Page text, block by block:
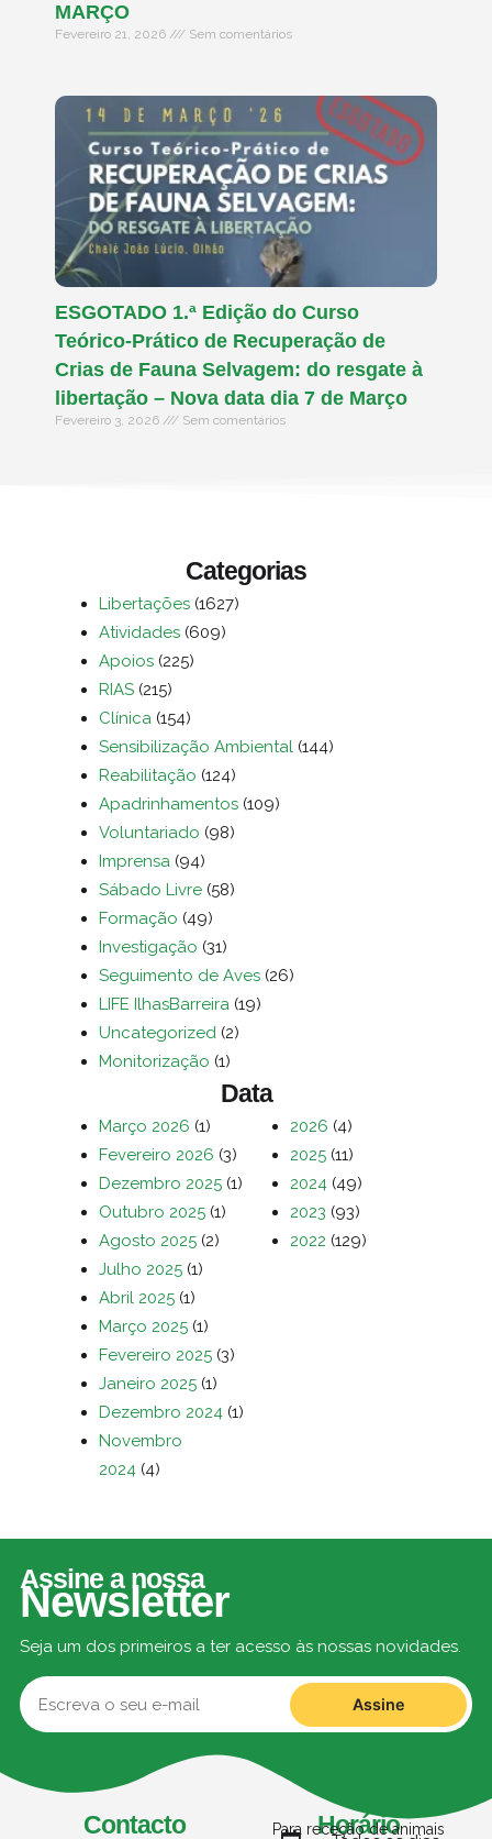
MARÇO
Fevereiro 21, 2026 Sem comentários
ESGOTADO 1.ª Edição do Curso
Teórico-Prático de Recuperação de
Crias de Fauna Selvagem: do resgate à
libertação – Nova data dia 7 de Março
Fevereiro 3, 2026 Sem comentários
Categorias
Libertações (1627)
Atividades (609)
Apoios (225)
RIAS (215)
Clínica (154)
Sensibilização Ambiental (144)
Reabilitação (124)
Apadrinhamentos (109)
Voluntariado (98)
Imprensa (94)
Sábado Livre (58)
Formação (49)
Investigação (31)
Seguimento de Aves (26)
LIFE IlhasBarreira (19)
Uncategorized (2)
Monitorização (1)
Data
Março 2026 (1)
Fevereiro 2026 (3)
Dezembro 2025 (1)
Outubro 2025 (1)
Agosto 2025 (2)
Julho 2025 (1)
Abril 2025 (1)
Março 2025 (1)
Fevereiro 2025 (3)
Janeiro 2025 (1)
Dezembro 2024 (1)
Novembro
2024 (4)
2026 (4)
2025 (11)
2024 (49)
2023 (93)
2022 (129)
Assine a nossa
Newsletter
Seja um dos primeiros a ter acesso às nossas novidades.
Assine
Contacto Horário
Para receção de animais